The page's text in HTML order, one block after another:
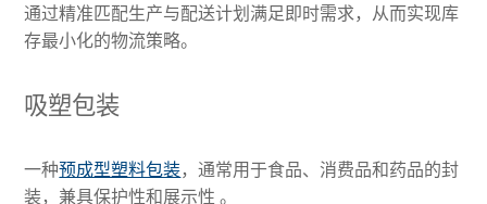
通过精准匹配生产与配送计划满足即时需求，从而实现库
存最小化的物流策略。
吸塑包装
一种预成型塑料包装，通常用于食品、消费品和药品的封
装，兼具保护性和展示性 。